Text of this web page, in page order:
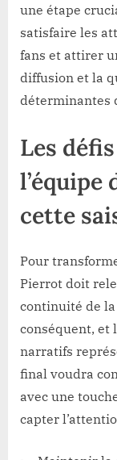
une étape
satisfaire les
fans et attirer
diffusion et la
déterminantes
Les
l’équipe
cette
Pour
Pierrot doit
continuité de
conséquent, et
narratifs
final voudra
avec une
capter